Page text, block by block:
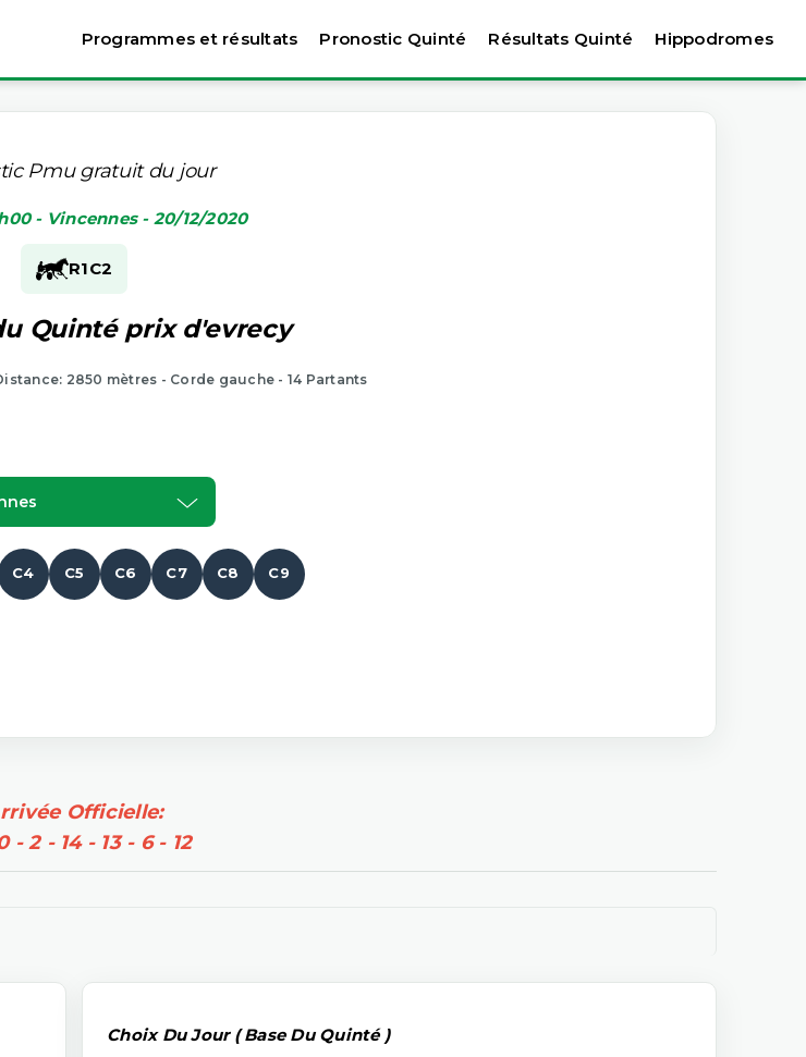
Programmes et résultats Pronostic Quinté Résultats Quinté Hippodromes
Pmu gratuit du jour
- Vincennes - 20/12/2020
R1C2
Quinté prix d'evrecy
2850 mètres - Corde gauche - 14 Partants
C4 C5 C6 C7 C8 C9
Officielle:
- 2 - 14 - 13 - 6 - 12
Choix Du Jour ( Base Du Quinté )